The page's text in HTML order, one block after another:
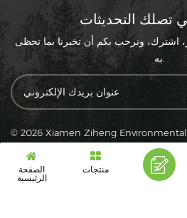
تصلك التحديثات
اشترك، ونرحب بكم أن تخبرنا بما تحظى
به.
© 2026 Xiamen Ziheng
Co., Ltd. كل الحقوق محفوظة.
خريطة الموقع
IPv6
دعم شبكة IPv6
الصفحة
الرئيسية
منتجات